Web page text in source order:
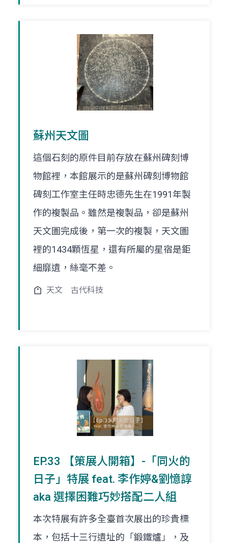
蘇州天文圖
這個石刻的原件目前存放在蘇州碑刻博
物館裡，本館展示的是蘇州碑刻博物館
碑刻工作室主任時忠德先生在1991年製
作的複製品。雖然是複製品，卻是蘇州
天文圖完成後，第一次的複製，天文圖
裡的1434顆恆星，還有所屬的星宿是鉅
細靡遺，絲毫不差。
天文 古代科技
EP.33 【策展人開箱】-「同火的
日子」特展 feat. 李作婷&劉憶諄
aka 選擇困難巧妙搭配二人組
本次特展有許多全臺首次展出的珍貴標
本，包括十三行遺址的「鍛鐵爐」，及